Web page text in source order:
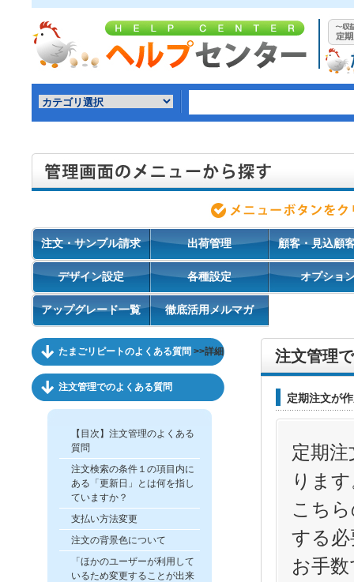
注文・サンプル請求 出荷管理 顧客・見込顧
デザイン設定 各種設定 オプショ
アップグレード一覧 徹底活用メルマガ
たまごリピートのよくある質問 >>詳細
注文管理でのよくある質問
【目次】注文管理のよくある
質問
注文検索の条件１の項目内に
ある「更新日」とは何を指し
ていますか？
支払い方法変更
注文の背景色について
「ほかのユーザーが利用して
いるため変更することが出来
注文管理
定期注文が
定期
りま
こち
する
お手